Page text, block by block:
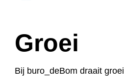
Groei
Bij buro_deBom draait